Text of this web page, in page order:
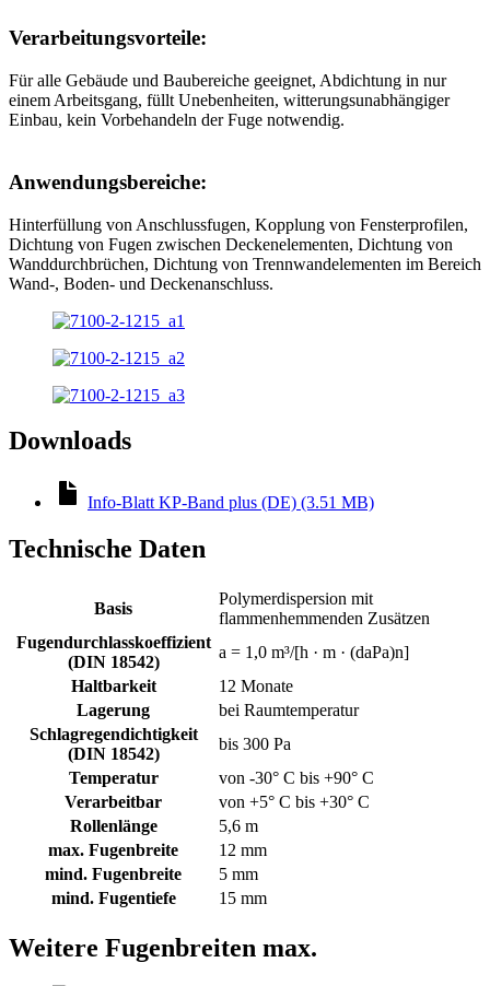
Verarbeitungsvorteile:
Für alle Gebäude und Baubereiche geeignet, Abdichtung in nur
einem Arbeitsgang, füllt Unebenheiten, witterungsunabhängiger
Einbau, kein Vorbehandeln der Fuge notwendig.
Anwendungsbereiche:
Hinterfüllung von Anschlussfugen, Kopplung von Fensterprofilen,
Dichtung von Fugen zwischen Deckenelementen, Dichtung von
Wanddurchbrüchen, Dichtung von Trennwandelementen im Bereich
Wand-, Boden- und Deckenanschluss.
Downloads
Info-Blatt KP-Band plus (DE) (3.51 MB)
Technische Daten
Basis
Polymerdispersion mit
flammenhemmenden Zusätzen
Fugendurchlasskoeffizient
(DIN 18542)
a = 1,0 m³/[h · m · (daPa)n]
Haltbarkeit
12 Monate
Lagerung
bei Raumtemperatur
Schlagregendichtigkeit
(DIN 18542)
bis 300 Pa
Temperatur
von -30° C bis +90° C
Verarbeitbar
von +5° C bis +30° C
Rollenlänge
5,6 m
max. Fugenbreite
12 mm
mind. Fugenbreite
5 mm
mind. Fugentiefe
15 mm
Weitere Fugenbreiten max.